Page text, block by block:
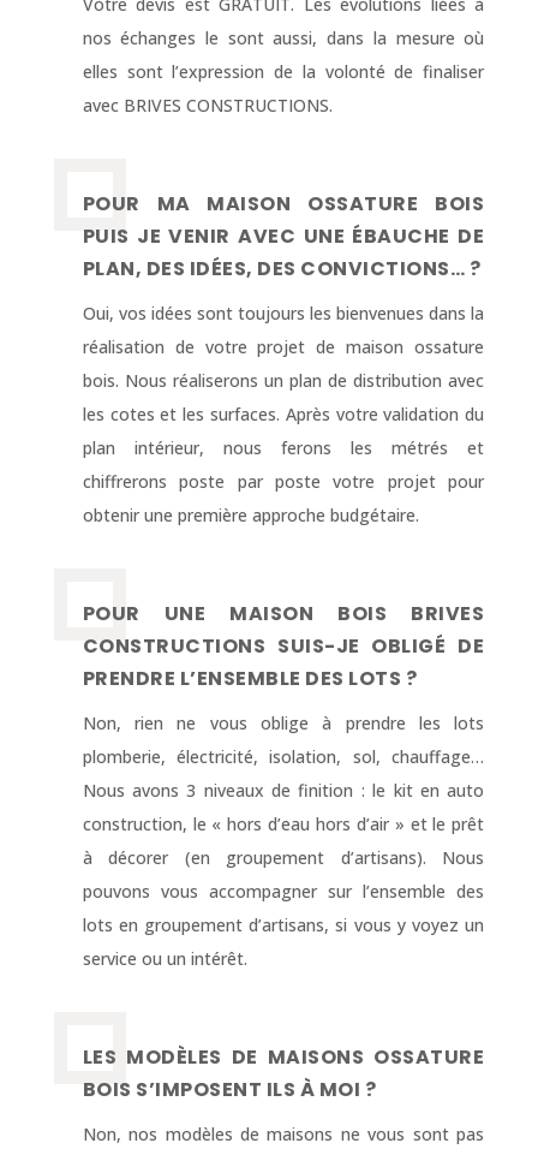
nos échanges le sont aussi, dans la mesure où
elles sont l’expression de la volonté de finaliser
avec BRIVES CONSTRUCTIONS.
POUR MA MAISON OSSATURE BOIS
PUIS JE VENIR AVEC UNE ÉBAUCHE DE
PLAN, DES IDÉES, DES CONVICTIONS… ?
Oui, vos idées sont toujours les bienvenues dans la
réalisation de votre projet de maison ossature
bois. Nous réaliserons un plan de distribution avec
les cotes et les surfaces. Après votre validation du
plan intérieur, nous ferons les métrés et
chiffrerons poste par poste votre projet pour
obtenir une première approche budgétaire.
POUR UNE MAISON BOIS BRIVES
CONSTRUCTIONS SUIS-JE OBLIGÉ DE
PRENDRE L’ENSEMBLE DES LOTS ?
Non, rien ne vous oblige à prendre les lots
plomberie, électricité, isolation, sol, chauffage…
Nous avons 3 niveaux de finition : le kit en auto
construction, le « hors d’eau hors d’air » et le prêt
à décorer (en groupement d’artisans). Nous
pouvons vous accompagner sur l’ensemble des
lots en groupement d’artisans, si vous y voyez un
service ou un intérêt.
LES MODÈLES DE MAISONS OSSATURE
BOIS S’IMPOSENT ILS À MOI ?
Non, nos modèles de maisons ne vous sont pas